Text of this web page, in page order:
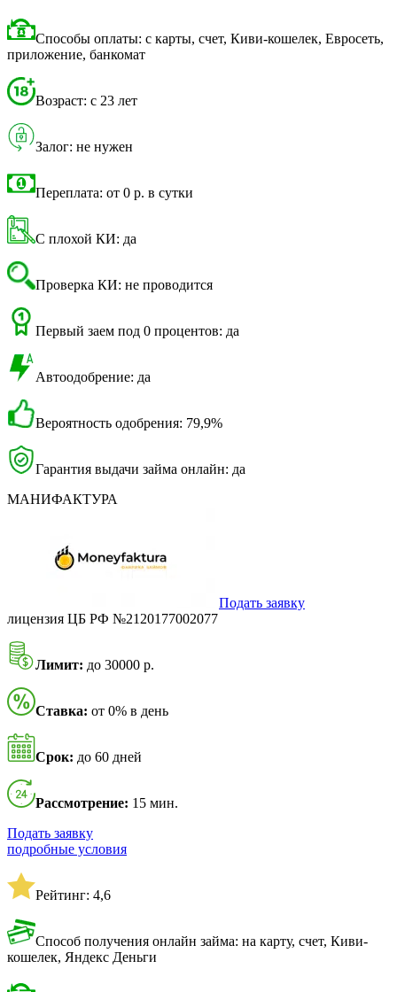
Способы оплаты: с карты, счет, Киви-кошелек, Евросеть,
приложение, банкомат
Возраст: с 23 лет
Залог: не нужен
Переплата: от 0 р. в сутки
С плохой КИ: да
Проверка КИ: не проводится
Первый заем под 0 процентов: да
Автоодобрение: да
Вероятность одобрения: 79,9%
Гарантия выдачи займа онлайн: да
МАНИФАКТУРА
Подать заявку
лицензия ЦБ РФ №2120177002077
Лимит: до 30000 р.
Ставка: от 0% в день
Срок: до 60 дней
Рассмотрение: 15 мин.
Подать заявку
подробные условия
Рейтинг: 4,6
Способ получения онлайн займа: на карту, счет, Киви-
кошелек, Яндекс Деньги